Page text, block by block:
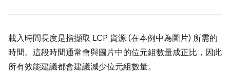
載入時間長度是指擷取 LCP 資源 (在本例中為圖片) 所需的
時間。這段時間通常會與圖片中的位元組數量成正比，因此
所有效能建議都會建議減少位元組數量。